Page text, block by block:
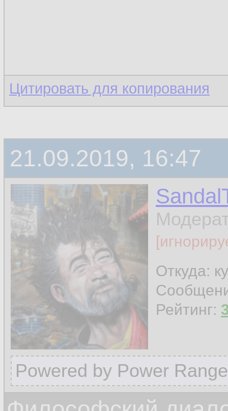
Цитировать для копирования
21.09.2019, 16:47
Откуда:
Рейтинг:
Powered by Power